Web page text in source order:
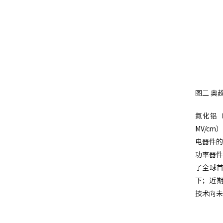
图二 奥
氮化铝
MV/cm
电器件
功率器
了全球
下；近
技术向